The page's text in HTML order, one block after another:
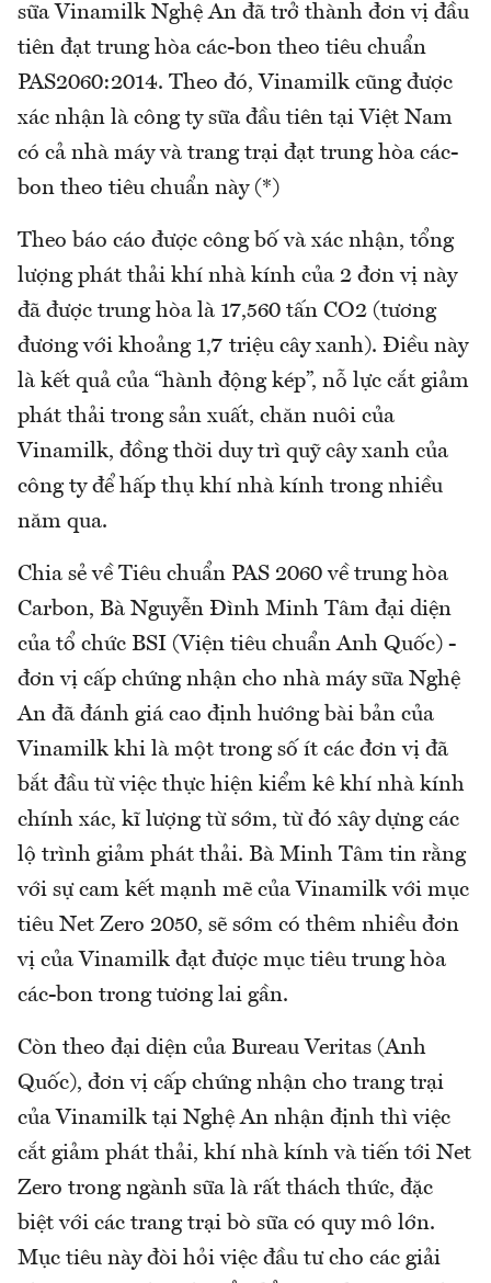
sữa Vinamilk Nghệ An đã trở thành đơn vị đầu
tiên đạt trung hòa các-bon theo tiêu chuẩn
PAS2060:2014. Theo đó, Vinamilk cũng được
xác nhận là công ty sữa đầu tiên tại Việt Nam
có cả nhà máy và trang trại đạt trung hòa các-
bon theo tiêu chuẩn này (*)
Theo báo cáo được công bố và xác nhận, tổng
lượng phát thải khí nhà kính của 2 đơn vị này
đã được trung hòa là 17,560 tấn CO2 (tương
đương với khoảng 1,7 triệu cây xanh). Điều này
là kết quả của “hành động kép”, nỗ lực cắt giảm
phát thải trong sản xuất, chăn nuôi của
Vinamilk, đồng thời duy trì quỹ cây xanh của
công ty để hấp thụ khí nhà kính trong nhiều
năm qua.
Chia sẻ về Tiêu chuẩn PAS 2060 về trung hòa
Carbon, Bà Nguyễn Đình Minh Tâm đại diện
của tổ chức BSI (Viện tiêu chuẩn Anh Quốc) -
đơn vị cấp chứng nhận cho nhà máy sữa Nghệ
An đã đánh giá cao định hướng bài bản của
Vinamilk khi là một trong số ít các đơn vị đã
bắt đầu từ việc thực hiện kiểm kê khí nhà kính
chính xác, kĩ lượng từ sớm, từ đó xây dựng các
lộ trình giảm phát thải. Bà Minh Tâm tin rằng
với sự cam kết mạnh mẽ của Vinamilk với mục
tiêu Net Zero 2050, sẽ sớm có thêm nhiều đơn
vị của Vinamilk đạt được mục tiêu trung hòa
các-bon trong tương lai gần.
Còn theo đại diện của Bureau Veritas (Anh
Quốc), đơn vị cấp chứng nhận cho trang trại
của Vinamilk tại Nghệ An nhận định thì việc
cắt giảm phát thải, khí nhà kính và tiến tới Net
Zero trong ngành sữa là rất thách thức, đặc
biệt với các trang trại bò sữa có quy mô lớn.
Mục tiêu này đòi hỏi việc đầu tư cho các giải